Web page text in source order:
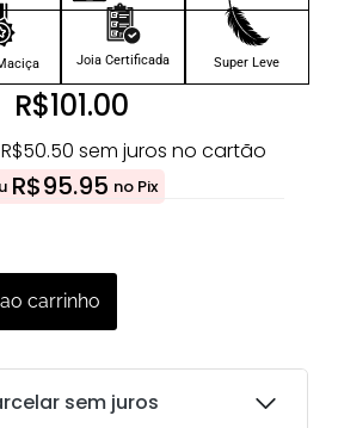
Joia Certificada Super Leve
R$101.00
R$50.50 sem juros no cartão
R$95.95 no Pix
carrinho
sem juros